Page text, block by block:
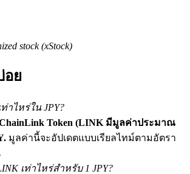
บรางวัลเงินสด
Win
stock (xStock)
อย
าไหร่ใน JPY?
Token (LINK มีมูลค่าประมาณ
มูลค่านี้จะอัปเดตแบบเรียลไทม์ตามอัตรา
เท่าไหร่สำหรับ 1 JPY?